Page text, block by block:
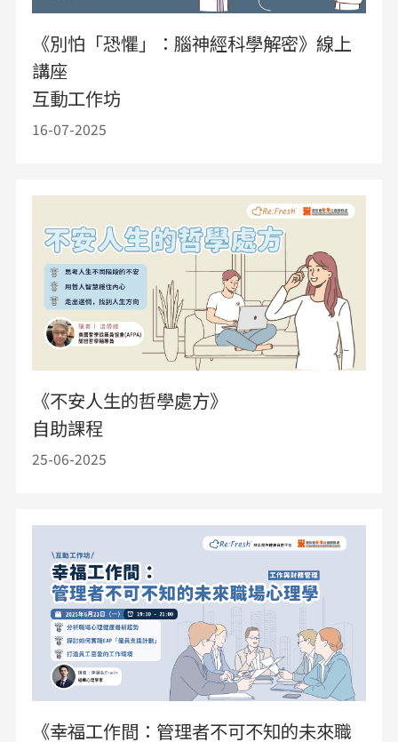
《別怕「恐懼」：腦神經科學解密》線上
講座
互動工作坊
16-07-2025
《不安人生的哲學處方》
自助課程
25-06-2025
《幸福工作間：管理者不可不知的未來職